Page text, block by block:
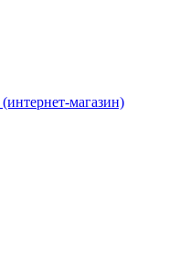
(интернет-магазин)